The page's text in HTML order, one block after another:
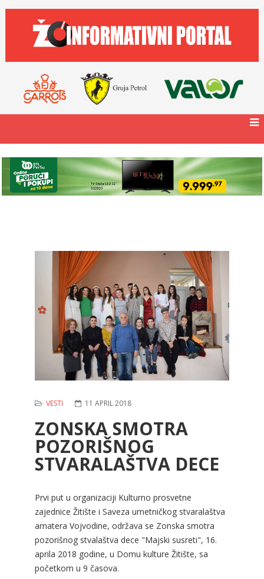
VESTI 11 APRIL 2018
ZONSKA SMOTRA
POZORIŠNOG
STVARALAŠTVA DECE
Prvi put u organizaciji Kulturno prosvetne
zajednice Žitište i Saveza umetničkog stvaralaštva
amatera Vojvodine, održava se Zonska smotra
pozorišnog stvalaštva dece "Majski susreti", 16.
aprila 2018 godine, u Domu kulture Žitište, sa
početkom u 9 časova.